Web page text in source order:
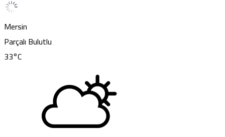
Mersin
Parçalı Bulutlu
33°C